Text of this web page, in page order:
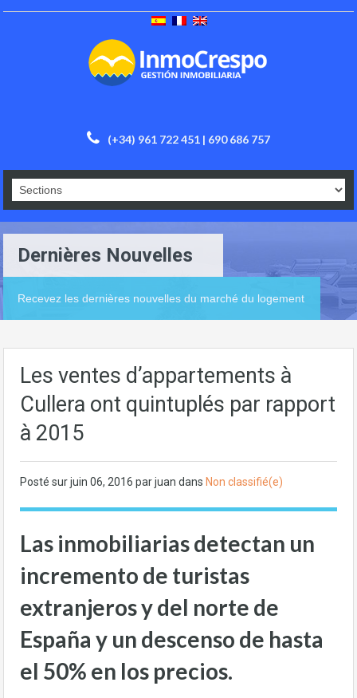
(+34) 961 722 451 | 690 686 757
Dernières Nouvelles
Recevez les dernières nouvelles du marché du logement
Les ventes d’appartements à
Cullera ont quintuplés par rapport
à 2015
Posté surjuin 06, 2016 par juan dans Non classifié(e)
Las inmobiliarias detectan un
incremento de turistas
extranjeros y del norte de
España y un descenso de hasta
el 50% en los precios.